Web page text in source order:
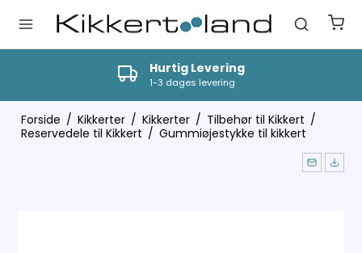
Hurtig Levering
1-3 dages levering
Forside / Kikkerter / Kikkerter / Tilbehør til Kikkert /
Reservedele til Kikkert / Gummiøjestykke til kikkert